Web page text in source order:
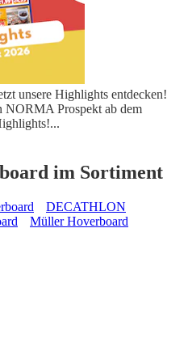
unsere Highlights entdecken!
NORMA Prospekt ab dem
...
im Sortiment
DECATHLON
Müller Hoverboard